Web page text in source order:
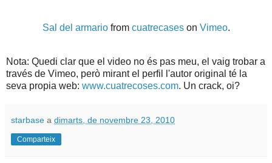
Sal del armariofrom cuatrecaseson Vimeo.
Nota: Quedi clar que el video no és pas meu, el vaig trobar a
través de Vimeo, però mirant el perfil l'autor original té la
seva propia web: www.cuatrecoses.com. Un crack, oi?
starbase a dimarts, de novembre 23, 2010
Comparteix